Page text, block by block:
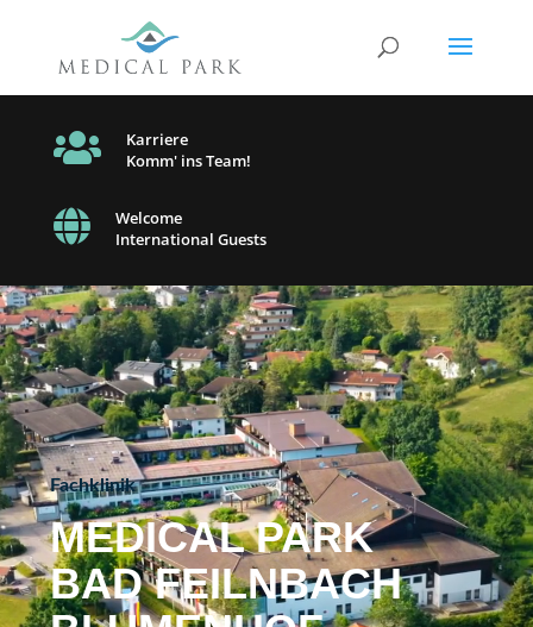

Karriere
Komm' ins Team!

Welcome
International Guests
Video-
Player
Fachklinik
MEDICAL PARK
BAD FEILNBACH